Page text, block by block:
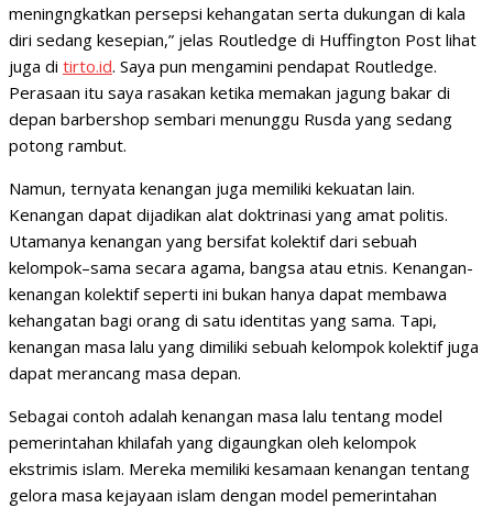
meningngkatkan persepsi kehangatan serta dukungan di kala
diri sedang kesepian,” jelas Routledge di Huffington Post lihat
juga di tirto.id. Saya pun mengamini pendapat Routledge.
Perasaan itu saya rasakan ketika memakan jagung bakar di
depan barbershop sembari menunggu Rusda yang sedang
potong rambut.
Namun, ternyata kenangan juga memiliki kekuatan lain.
Kenangan dapat dijadikan alat doktrinasi yang amat politis.
Utamanya kenangan yang bersifat kolektif dari sebuah
kelompok–sama secara agama, bangsa atau etnis. Kenangan-
kenangan kolektif seperti ini bukan hanya dapat membawa
kehangatan bagi orang di satu identitas yang sama. Tapi,
kenangan masa lalu yang dimiliki sebuah kelompok kolektif juga
dapat merancang masa depan.
Sebagai contoh adalah kenangan masa lalu tentang model
pemerintahan khilafah yang digaungkan oleh kelompok
ekstrimis islam. Mereka memiliki kesamaan kenangan tentang
gelora masa kejayaan islam dengan model pemerintahan